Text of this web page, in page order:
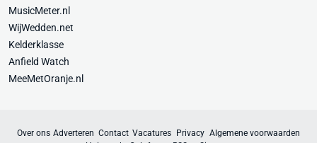
MusicMeter.nl
WijWedden.net
Kelderklasse
Anfield Watch
MeeMetOranje.nl
Over ons Adverteren Contact Vacatures Privacy Algemene voorwaarden